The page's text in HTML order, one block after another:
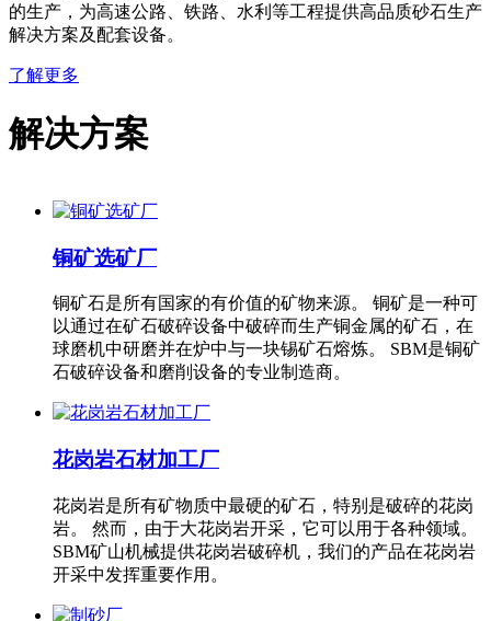
的生产，为高速公路、铁路、水利等工程提供高品质砂石生产
解决方案及配套设备。
了解更多
解决方案
铜矿选矿厂
铜矿石是所有国家的有价值的矿物来源。 铜矿是一种可
以通过在矿石破碎设备中破碎而生产铜金属的矿石，在
球磨机中研磨并在炉中与一块锡矿石熔炼。 SBM是铜矿
石破碎设备和磨削设备的专业制造商。
花岗岩石材加工厂
花岗岩是所有矿物质中最硬的矿石，特别是破碎的花岗
岩。 然而，由于大花岗岩开采，它可以用于各种领域。
SBM矿山机械提供花岗岩破碎机，我们的产品在花岗岩
开采中发挥重要作用。